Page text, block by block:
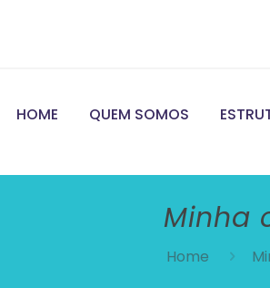
HOME QUEM SOMOS
Minha
Home